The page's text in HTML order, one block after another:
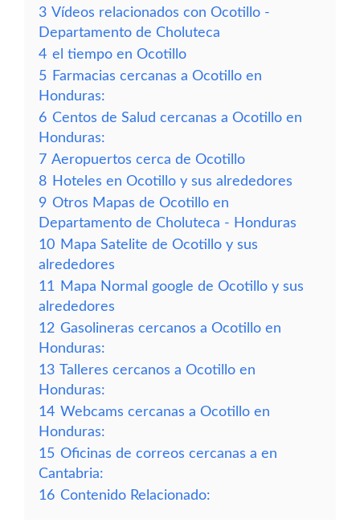
3 Vídeos relacionados con Ocotillo -
Departamento de Choluteca
4 el tiempo en Ocotillo
5 Farmacias cercanas a Ocotillo en
Honduras:
6 Centos de Salud cercanas a Ocotillo en
Honduras:
7 Aeropuertos cerca de Ocotillo
8 Hoteles en Ocotillo y sus alrededores
9 Otros Mapas de Ocotillo en
Departamento de Choluteca - Honduras
10 Mapa Satelite de Ocotillo y sus
alrededores
11
Mapa Normal google de Ocotillo y sus
alrededores
12 Gasolineras cercanos a Ocotillo en
Honduras:
13 Talleres cercanos a Ocotillo en
Honduras:
14 Webcams cercanas a Ocotillo en
Honduras:
15 Oficinas de correos cercanas a en
Cantabria:
16 Contenido Relacionado: